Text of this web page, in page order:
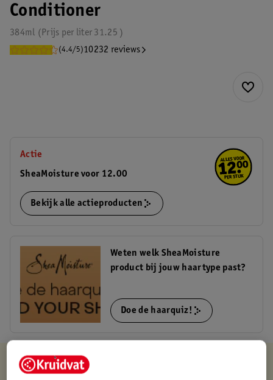
Conditioner
384ml 31.25
Prijs per liter
(4.4/5)10232 reviews
Actie
SheaMoisture voor 12.00
Bekijk alle actieproducten
Weten welk SheaMoisture
product bij jouw haartype past?
Doe de haarquiz!
Kruidvat is altijd voordelig